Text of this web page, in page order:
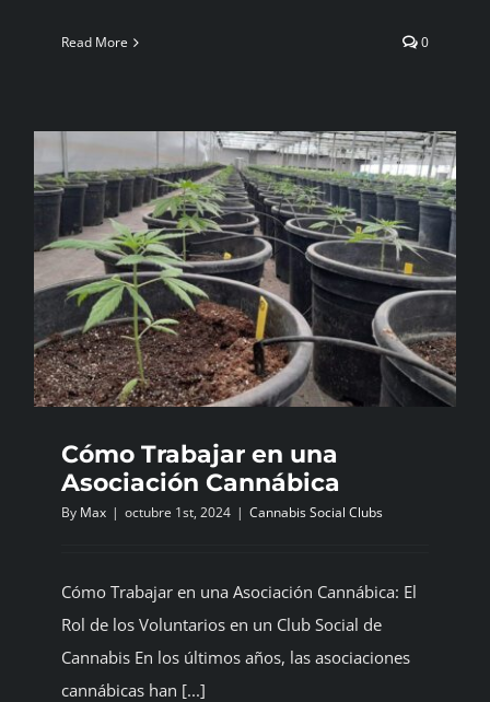
Read More 0
Cómo Trabajar en una
Asociación Cannábica
By Max | octubre 1st, 2024 | Cannabis Social Clubs
Cómo Trabajar en una Asociación Cannábica: El
Rol de los Voluntarios en un Club Social de
Cannabis En los últimos años, las asociaciones
cannábicas han [...]